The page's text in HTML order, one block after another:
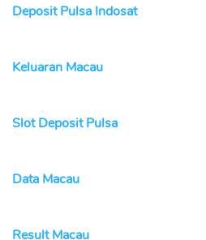
Deposit Pulsa Indosat
Keluaran Macau
Slot Deposit Pulsa
Data Macau
Result Macau